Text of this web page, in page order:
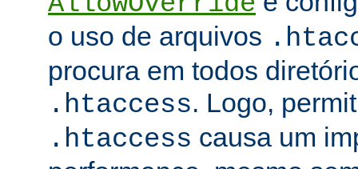
o uso de arquivos
procura em todos
.htaccess. Logo,
.htaccess causa um